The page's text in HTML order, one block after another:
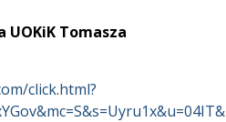
UOKiK Tomasza
click.html?